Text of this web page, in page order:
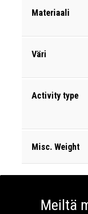
Materiaali
Väri
Activity type
Misc. Weight
Meiltä